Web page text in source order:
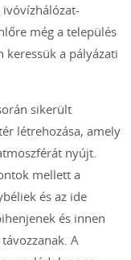
még a település
keressük a pályázati
sikerült
létrehozása, amely
nyújt.
mellett a
és az ide
és innen
A